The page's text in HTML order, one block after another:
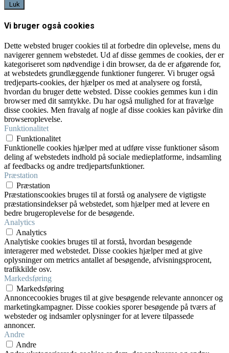
Luk
Vi bruger også cookies
Dette websted bruger cookies til at forbedre din oplevelse, mens du
navigerer gennem webstedet. Ud af disse gemmes de cookies, der er
kategoriseret som nødvendige i din browser, da de er afgørende for,
at webstedets grundlæggende funktioner fungerer. Vi bruger også
tredjeparts-cookies, der hjælper os med at analysere og forstå,
hvordan du bruger dette websted. Disse cookies gemmes kun i din
browser med dit samtykke. Du har også mulighed for at fravælge
disse cookies. Men fravalg af nogle af disse cookies kan påvirke din
browseroplevelse.
Funktionalitet
Funktionalitet
Funktionelle cookies hjælper med at udføre visse funktioner såsom
deling af webstedets indhold på sociale medieplatforme, indsamling
af feedbacks og andre tredjepartsfunktioner.
Præstation
Præstation
Præstationscookies bruges til at forstå og analysere de vigtigste
præstationsindekser på webstedet, som hjælper med at levere en
bedre brugeroplevelse for de besøgende.
Analytics
Analytics
Analytiske cookies bruges til at forstå, hvordan besøgende
interagerer med webstedet. Disse cookies hjælper med at give
oplysninger om metrics antallet af besøgende, afvisningsprocent,
trafikkilde osv.
Markedsføring
Markedsføring
Annoncecookies bruges til at give besøgende relevante annoncer og
marketingkampagner. Disse cookies sporer besøgende på tværs af
websteder og indsamler oplysninger for at levere tilpassede
annoncer.
Andre
Andre